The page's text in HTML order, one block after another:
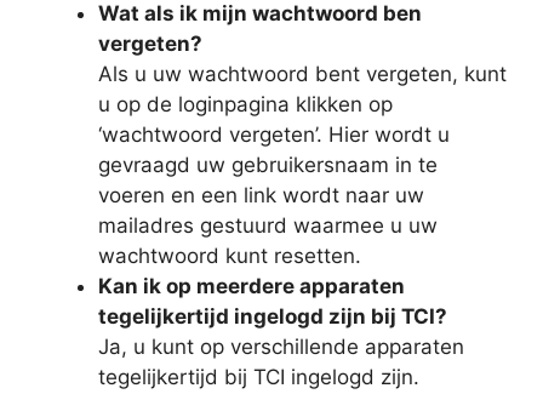
Wat als ik mijn wachtwoord ben
vergeten?
Als u uw wachtwoord bent vergeten, kunt
u op de loginpagina klikken op
‘wachtwoord vergeten’. Hier wordt u
gevraagd uw gebruikersnaam in te
voeren en een link wordt naar uw
mailadres gestuurd waarmee u uw
wachtwoord kunt resetten.
Kan ik op meerdere apparaten
tegelijkertijd ingelogd zijn bij TCI?
Ja, u kunt op verschillende apparaten
tegelijkertijd bij TCI ingelogd zijn.